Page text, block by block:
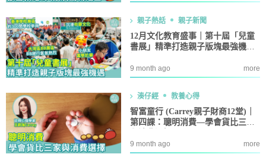
親子熱話 親子新聞
12月文化教育盛事｜第十屆「兒童
書展」精準打造親子版塊最強機
9 month ago more
湊仔經 教養心得
智富童行 (Carrey親子財商12堂)｜
第四課：聰明消費—學會貨比三家
9 month ago more